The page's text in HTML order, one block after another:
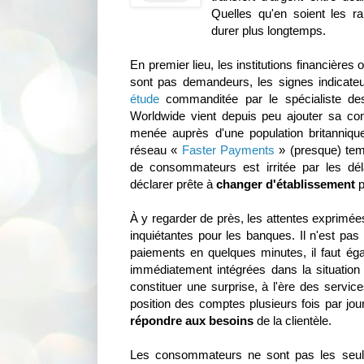
Quelles qu'en soient les
durer plus longtemps.
En premier lieu, les institutions financières
sont pas demandeurs, les signes
étude commanditée par le spécialiste
Worldwide vient depuis peu ajouter sa
menée auprès d'une population
réseau « Faster Payments » (presque)
de consommateurs est irritée par les
déclarer prête à changer d'établissement
À y regarder de près, les attentes
inquiétantes pour les banques. Il n'est
paiements en quelques minutes, il faut
immédiatement intégrées dans la
constituer une surprise, à l'ère des
position des comptes plusieurs fois par
répondre aux besoins de la clientèle.
Les consommateurs ne sont pas les